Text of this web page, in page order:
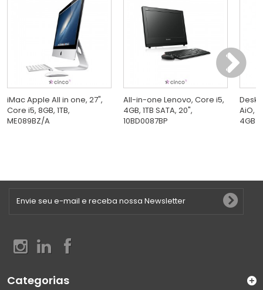
iMac Apple All in one, 27",
Core i5, 8GB, 1TB,
ME089BZ/A
All-in-one Lenovo, Core i5,
4GB, 1TB SATA, 20",
10BD0087BP
AiO,
4GB
Categorias